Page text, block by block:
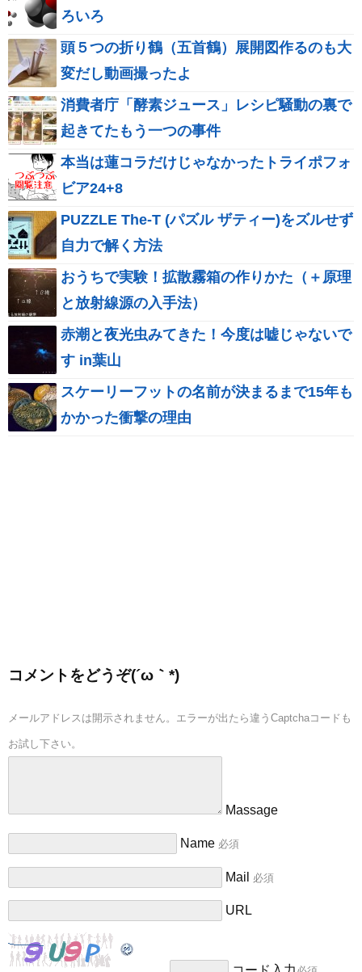
ろいろ
頭５つの折り鶴（五首鶴）展開図作るのも大
変だし動画撮ったよ
消費者庁「酵素ジュース」レシピ騒動の裏で
起きてたもう一つの事件
本当は蓮コラだけじゃなかったトライポフォ
ビア24+8
PUZZLE The-T (パズル ザティー)をズルせず
自力で解く方法
おうちで実験！拡散霧箱の作りかた（＋原理
と放射線源の入手法）
赤潮と夜光虫みてきた！今度は嘘じゃないで
す in葉山
スケーリーフットの名前が決まるまで15年も
かかった衝撃の理由
コメントをどうぞ(´ω｀*)
メールアドレスは開示されません。エラーが出たら違うCaptchaコードも
お試し下さい。
Massage
Name 必須
Mail 必須
URL